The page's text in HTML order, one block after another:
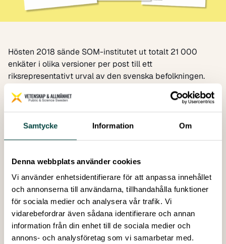
Samtycke Information Om
Denna webbplats använder cookies
Vi använder enhetsidentifierare för att anpassa innehållet
och annonserna till användarna, tillhandahålla funktioner
för sociala medier och analysera vår trafik. Vi
vidarebefordrar även sådana identifierare och annan
information från din enhet till de sociala medier och
annons- och analysföretag som vi samarbetar med.
Hösten 2018 sände SOM-institutet ut totalt 21 000
enkäter i olika versioner per post till ett
riksrepresentativt urval av den svenska befolkningen.
Bland dessa ingick ”vår” version, som bland annat
innehöll fyra frågor om vetenskap, och som skickades ut
till 3 500 personer. Svaren har analyserats under våren
2019 av Anna Maria Jönsson, professor i medie- och
kommunikationsvetenskap vid Södertörns högskola.
SOM-undersökningen 2018, VA-rapport 2019:6,
presenteras resultaten. Analysen är även publicerad som
ett kapitel i SOM-institutets bok 74, Storm och stiltje av
Andersson, Ulrika, Rönnerstrand, Björn, Öhberg,
Patrik & Bergström, Annika (red).
Undersökningen har genomförts med stöd av
Riksbankens Jubileumsfond samt Göteborgs universitet,